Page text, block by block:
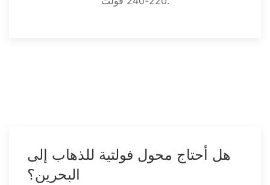
هل أحتاج محول فولتية للذهاب إلى
البحرين؟